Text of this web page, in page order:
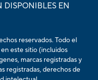
DISPONIBLES EN
reservados. Todo el
este sitio (incluidos
marcas registradas y
registradas, derechos de